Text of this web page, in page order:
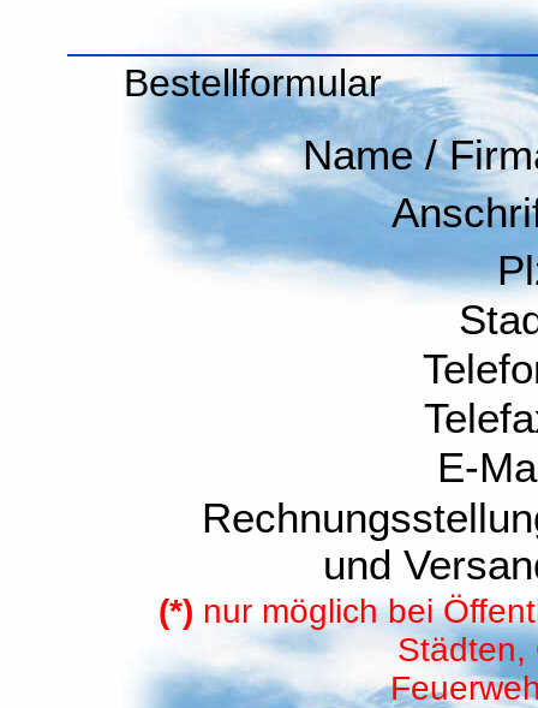
Bestellformular
Name /
E-
und
(*) nur möglich bei
Städten,